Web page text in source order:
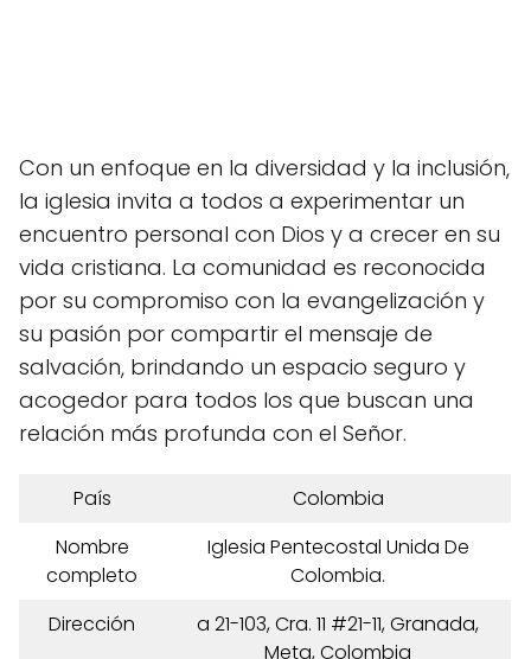
Con un enfoque en la diversidad y la inclusión,
la iglesia invita a todos a experimentar un
encuentro personal con Dios y a crecer en su
vida cristiana. La comunidad es reconocida
por su compromiso con la evangelización y
su pasión por compartir el mensaje de
salvación, brindando un espacio seguro y
acogedor para todos los que buscan una
relación más profunda con el Señor.
País
Colombia
Nombre
completo
Iglesia Pentecostal Unida De
Colombia.
Dirección
a 21-103, Cra. 11 #21-11, Granada,
Meta, Colombia